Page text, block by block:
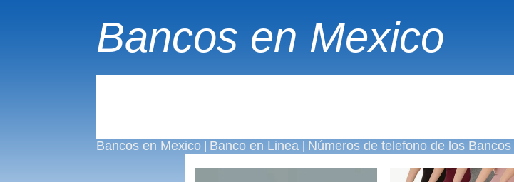
Bancos en Mexico
Bancos en Mexico| Banco en Linea Números de telefono de los Bancos|